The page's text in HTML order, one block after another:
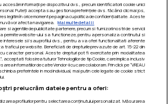
informații pe dispozitivul dvs., precum identificatorii cookie unici
Puteți accepta sau gestiona preferințele dvs. făcând clic mai jos,
legitim în orice moment pe pagina cu politica de confidențialitate. Aceste
vă vor afecta navigarea.
Mai multe detalii
si agentiile de publicitate partenere, precum si furnizorii nostri de servicii
permite website-ului sa functioneze, pentru a personaliza continutul si
interesele si/sau profilul dvs., pentru a va oferi functionalitati aferente
traficul pe website. Beneficiati de drepturile prevazute de art. 15-22 din
cu caracter personal. Aceste drepturi pot fi exercitate prin modalitatea
acceptati folosirea tuturor Tehnologiilor de tip Cookie, care implica inclusiv
informatiilor de catre Vendor-ii cu care colaboram. Prin click pe “VREAU
schimba preferintele in mod individual, mai putin cele legate de cookie strict
prelucrăm datele pentru a oferi:
profilurilor pentru selectarea conținutului personalizat. Măsurarea